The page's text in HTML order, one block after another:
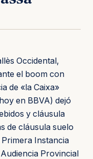
Occidental,
el boom con
de «la Caixa»
en BBVA) dejó
y cláusula
de cláusula suelo
Instancia
Provincial